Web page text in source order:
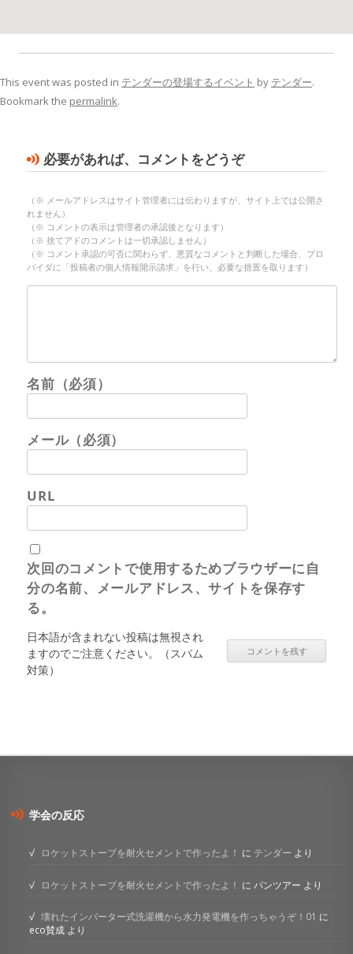
This event was posted in テンダーの登場するイベント by テンダー.
Bookmark the permalink.
必要があれば、コメントをどうぞ
（※ メールアドレスはサイト管理者には伝わりますが、サイト上では公開さ
れません）
（※ コメントの表示は管理者の承認後となります）
（※ 捨てアドのコメントは一切承認しません）
（※ コメント承認の可否に関わらず、悪質なコメントと判断した場合、プロ
バイダに「投稿者の個人情報開示請求」を行い、必要な措置を取ります）
名前（必須）
メール（必須）
URL
次回のコメントで使用するためブラウザーに自
分の名前、メールアドレス、サイトを保存す
る。
日本語が含まれない投稿は無視され
ますのでご注意ください。（スパム
対策）
学会の反応
ロケットストーブを耐火セメントで作ったよ！ に テンダー より
ロケットストーブを耐火セメントで作ったよ！ に パンツアー より
壊れたインバーター式洗濯機から水力発電機を作っちゃうぞ！01 に
eco賛成 より